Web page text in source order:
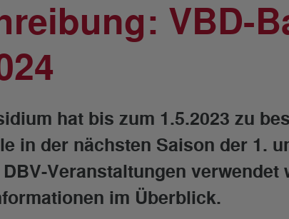
VBD-
hat bis zum 1.5.2023 zu
in der nächsten Saison der 1.
Veranstaltungen verwendet
im Überblick.